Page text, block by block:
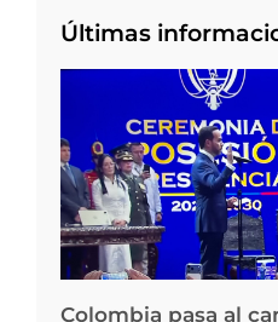
Últimas
Colombia pasa al